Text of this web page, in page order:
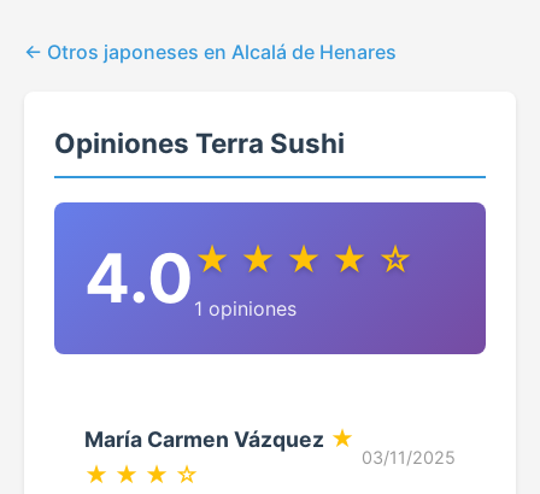
Otros japoneses en Alcalá de Henares
Opiniones Terra Sushi
4.0★ ★ ★ ★ ☆
1 opiniones
María Carmen Vázquez ★
★ ★ ★ ☆
03/11/2025